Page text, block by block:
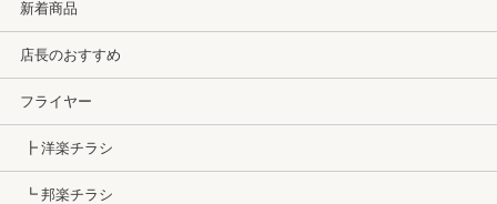
新着商品
店長のおすすめ
フライヤー
┣ 洋楽チラシ
┗ 邦楽チラシ